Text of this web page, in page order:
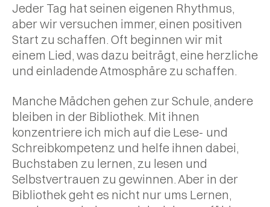
Jeder Tag hat seinen eigenen Rhythmus,
aber wir versuchen immer, einen positiven
Start zu schaffen. Oft beginnen wir mit
einem Lied, was dazu beiträgt, eine herzliche
und einladende Atmosphäre zu schaffen.
Manche Mädchen gehen zur Schule, andere
bleiben in der Bibliothek. Mit ihnen
konzentriere ich mich auf die Lese- und
Schreibkompetenz und helfe ihnen dabei,
Buchstaben zu lernen, zu lesen und
Selbstvertrauen zu gewinnen. Aber in der
Bibliothek geht es nicht nur ums Lernen,